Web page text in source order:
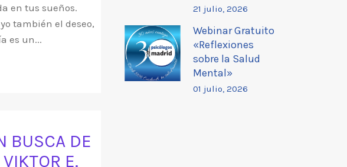
en tus sueños.
también el deseo,
es un...
BUSCA DE
E.
21 julio, 2026
Webinar Gratuito
«Reflexiones
sobre la Salud
Mental»
01 julio, 2026